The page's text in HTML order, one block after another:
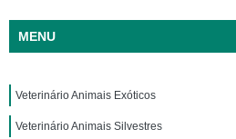
MENU
Veterinário Animais Exóticos
Veterinário Animais Silvestres